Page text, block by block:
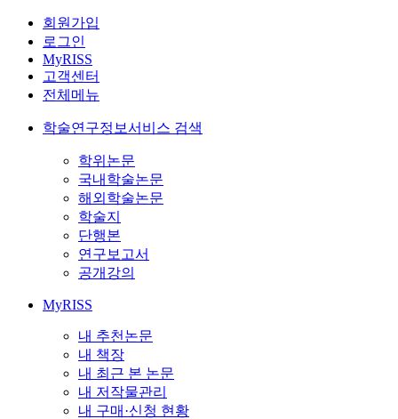
회원가입
로그인
MyRISS
고객센터
전체메뉴
학술연구정보서비스 검색
학위논문
국내학술논문
해외학술논문
학술지
단행본
연구보고서
공개강의
MyRISS
내 추천논문
내 책장
내 최근 본 논문
내 저작물관리
내 구매·신청 현황